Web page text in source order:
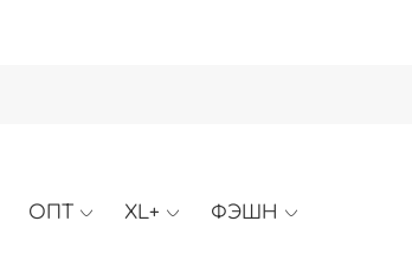
ОПТ XL+ ФЭШН